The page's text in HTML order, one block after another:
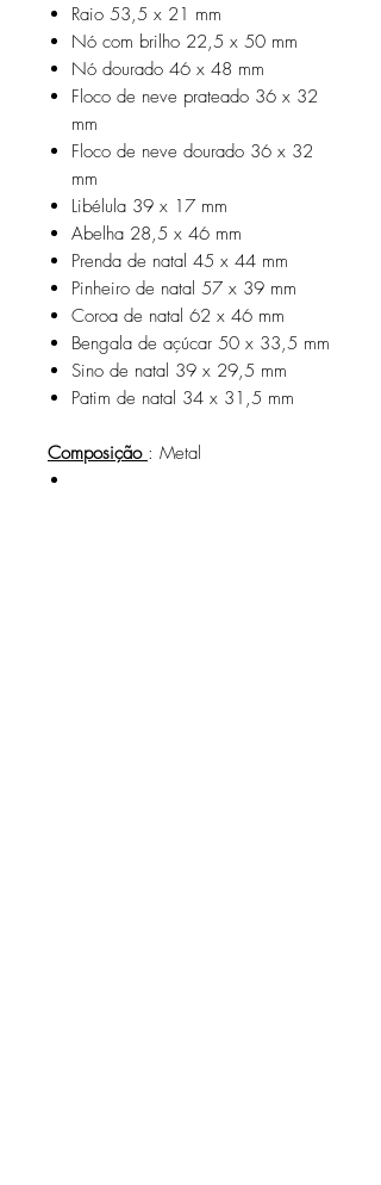
Raio 53,5 x 21 mm
Nó com brilho 22,5 x 50 mm
Nó dourado 46 x 48 mm
Floco de neve prateado 36 x 32
mm
Floco de neve dourado 36 x 32
mm
Libélula 39 x 17 mm
Abelha 28,5 x 46 mm
Prenda de natal 45 x 44 mm
Pinheiro de natal 57 x 39 mm
Coroa de natal 62 x 46 mm
Bengala de açúcar 50 x 33,5 mm
Sino de natal 39 x 29,5 mm
Patim de natal 34 x 31,5 mm
Composição : Metal